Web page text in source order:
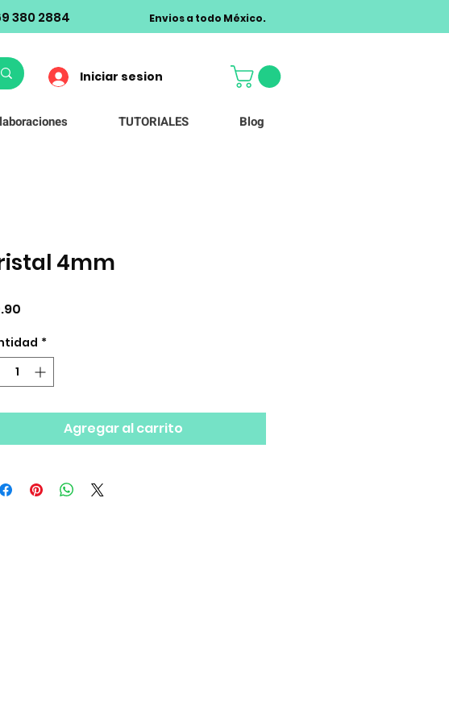
380 2884 Envios a todo México.
Iniciar sesion
TUTORIALES Blog
4mm
*
Agregar al carrito